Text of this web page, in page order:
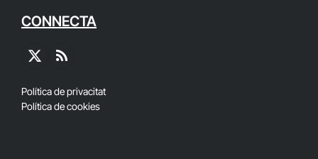
CONNECTA
X
RSS
Política de privacitat
Política de cookies